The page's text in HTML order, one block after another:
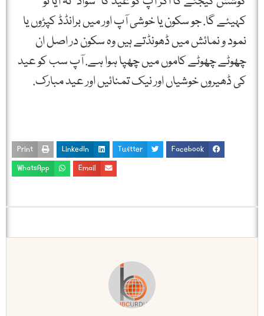
کہیئے گا. جو سکون یا خوشی آپ اور میں برانڈڈ کپڑوں یا
نمود و نمائش میں ڈھونڈتے ہیں وہ سکون در اصل ان
چھوٹے چھوٹے کاموں میں چھپا ہوا ہے. آپ سب کو عید
کی ڈھیروں خوشیاں اور نیک تمنائیں اور عید مبارک.
Facebook
Twitter
LinkedIn
Print
Email
WhatsApp